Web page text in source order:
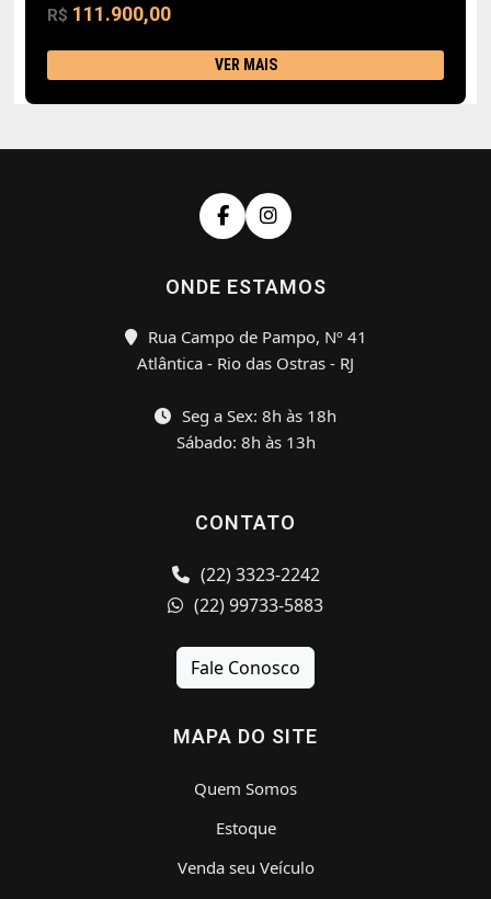
R$ 111.900,00
VER MAIS
ONDE ESTAMOS
Rua Campo de Pampo, Nº 41
Atlântica - Rio das Ostras - RJ
Seg a Sex: 8h às 18h
Sábado: 8h às 13h
CONTATO
(22) 3323-2242
(22) 99733-5883
Fale Conosco
MAPA DO SITE
Quem Somos
Estoque
Venda seu Veículo